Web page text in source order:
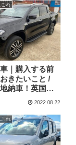
これ
｜購入する前
きたいこと /
納車！英国仕
ル メルセデス
が横浜へ向け
2022.08.22
れ